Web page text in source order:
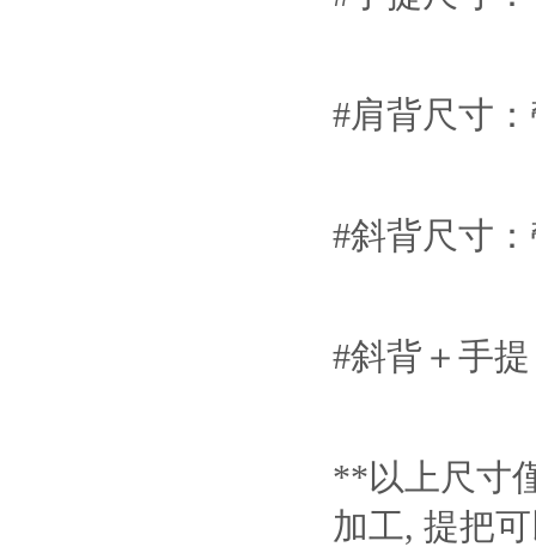
#肩背尺寸
#斜背尺寸
#斜背＋手
**以上尺寸
加工, 提把